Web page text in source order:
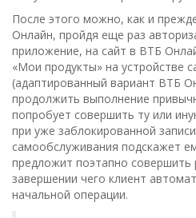
После этого можно, как и
Онлайн, пройдя еще раз
приложение, на сайт в ВТБ
«Мои продукты» на устройстве
(адаптированный вариант ВТБ
продолжить выполнение
попробует совершить ту или
при уже заблокированной
самообслуживания подскажет
предложит поэтапно совершить
завершении чего клиент
начальной операции.